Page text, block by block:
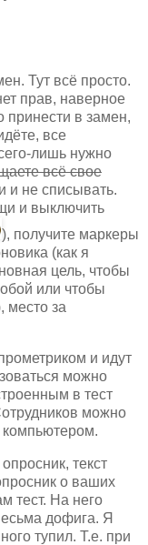
Тут всё просто.
прав, наверное
принести в замен,
все
лишь нужно
всё свое
и не списывать.
и выключить
), получите маркеры
(как я
цель, чтобы
или чтобы
место за
и идут
можно
в тест
можно
компьютером.
текст
о ваших
тест. На него
дофига. Я
тупил. Т.е. при